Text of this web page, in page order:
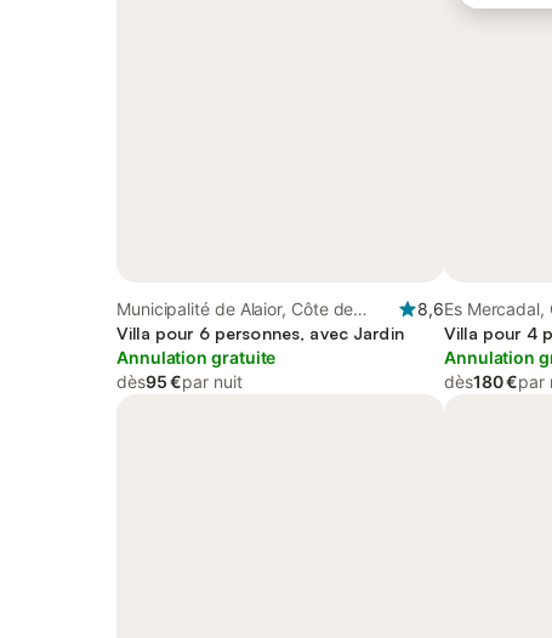
Municipalité de Alaior, Côte de
Minorque
8,6
Villa pour 6 personnes, avec Jardin
Annulation gratuite
dès95 €par nuit
Es
Villa pour 4
Annulation
dès180 €par